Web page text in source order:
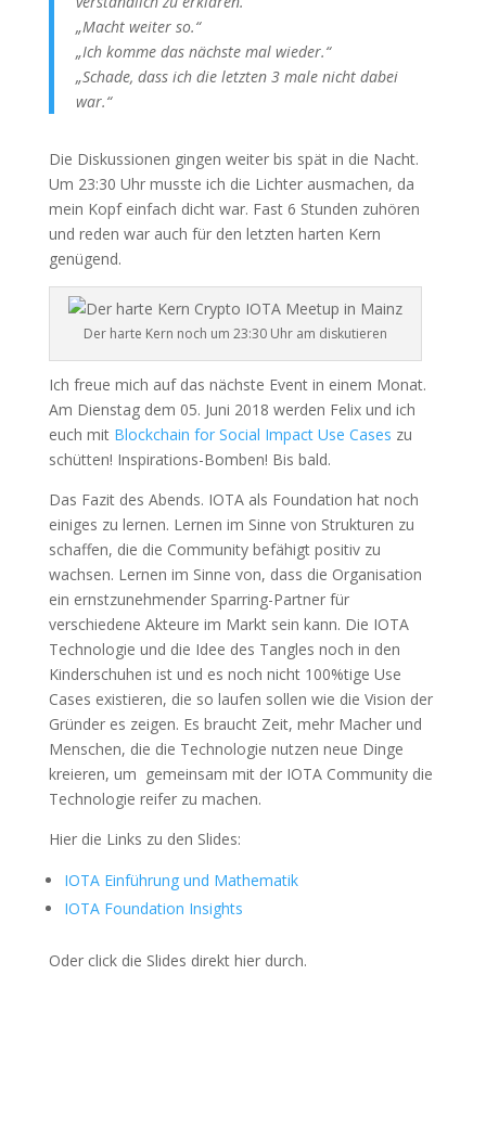
„Macht weiter so.“
„Ich komme das nächste mal wieder.“
„Schade, dass ich die letzten 3 male nicht dabei
war.“
Die Diskussionen gingen weiter bis spät in die Nacht.
Um 23:30 Uhr musste ich die Lichter ausmachen, da
mein Kopf einfach dicht war. Fast 6 Stunden zuhören
und reden war auch für den letzten harten Kern
genügend.
Der harte Kern noch um 23:30 Uhr am diskutieren
Ich freue mich auf das nächste Event in einem Monat.
Am Dienstag dem 05. Juni 2018 werden Felix und ich
euch mit Blockchain for Social Impact Use Cases zu
schütten! Inspirations-Bomben! Bis bald.
Das Fazit des Abends. IOTA als Foundation hat noch
einiges zu lernen. Lernen im Sinne von Strukturen zu
schaffen, die die Community befähigt positiv zu
wachsen. Lernen im Sinne von, dass die Organisation
ein ernstzunehmender Sparring-Partner für
verschiedene Akteure im Markt sein kann. Die IOTA
Technologie und die Idee des Tangles noch in den
Kinderschuhen ist und es noch nicht 100%tige Use
Cases existieren, die so laufen sollen wie die Vision der
Gründer es zeigen. Es braucht Zeit, mehr Macher und
Menschen, die die Technologie nutzen neue Dinge
kreieren, um gemeinsam mit der IOTA Community die
Technologie reifer zu machen.
Hier die Links zu den Slides:
IOTA Einführung und Mathematik
IOTA Foundation Insights
Oder click die Slides direkt hier durch.